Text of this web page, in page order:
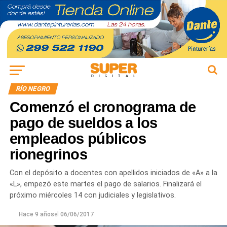
RÍO NEGRO
Comenzó el cronograma de
pago de sueldos a los
empleados públicos
rionegrinos
Con el depósito a docentes con apellidos iniciados de «A» a la
«L», empezó este martes el pago de salarios. Finalizará el
próximo miércoles 14 con judiciales y legislativos.
Hace 9 añosel 06/06/2017